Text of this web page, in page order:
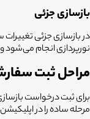
بازسازی جزئی
در بازسازی جزئی
نورپردازی انجام می‌شود
مراحل ثبت
برای ثبت درخواست
مرحله ساده را در